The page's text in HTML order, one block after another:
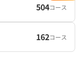
504コース
162コース